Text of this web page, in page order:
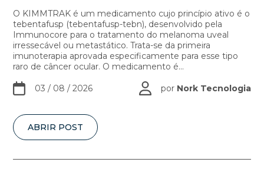
O KIMMTRAK é um medicamento cujo princípio ativo é o
tebentafusp (tebentafusp-tebn), desenvolvido pela
Immunocore para o tratamento do melanoma uveal
irressecável ou metastático. Trata-se da primeira
imunoterapia aprovada especificamente para esse tipo
raro de câncer ocular. O medicamento é...
03 / 08 / 2026 por Nork Tecnologia
ABRIR POST